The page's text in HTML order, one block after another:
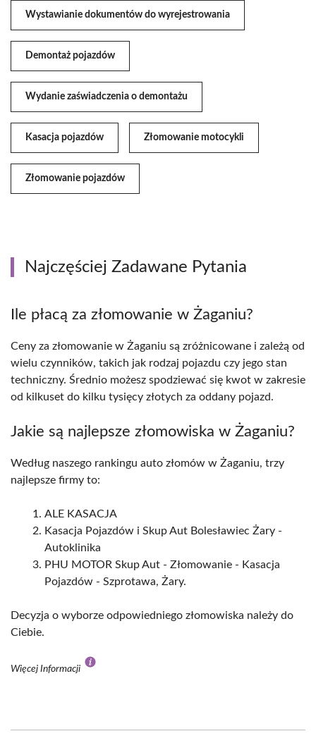
Wystawianie dokumentów do wyrejestrowania
Demontaż pojazdów
Wydanie zaświadczenia o demontażu
Kasacja pojazdów Złomowanie motocykli
Złomowanie pojazdów
Najczęściej Zadawane Pytania
Ile płacą za złomowanie w Żaganiu?
Ceny za złomowanie w Żaganiu są zróżnicowane i zależą od
wielu czynników, takich jak rodzaj pojazdu czy jego stan
techniczny. Średnio możesz spodziewać się kwot w zakresie
od kilkuset do kilku tysięcy złotych za oddany pojazd.
Jakie są najlepsze złomowiska w Żaganiu?
Według naszego rankingu auto złomów w Żaganiu, trzy
najlepsze firmy to:
ALE KASACJA
Kasacja Pojazdów i Skup Aut Bolesławiec Żary -
Autoklinika
PHU MOTOR Skup Aut - Złomowanie - Kasacja
Pojazdów - Szprotawa, Żary.
Decyzja o wyborze odpowiedniego złomowiska należy do
Ciebie.
Więcej Informacji